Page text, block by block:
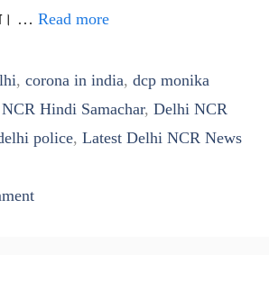
… Read more
, corona in india, dcp monika
Hindi Samachar, Delhi NCR
police, Latest Delhi NCR News